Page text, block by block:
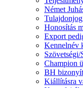
Német
Honosítás
Export
Kennelnév
Champion
BH
Kiállításra